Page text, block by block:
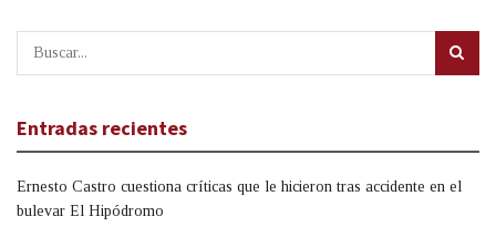
Entradas recientes
Ernesto Castro cuestiona críticas que le hicieron tras accidente en el
bulevar El Hipódromo